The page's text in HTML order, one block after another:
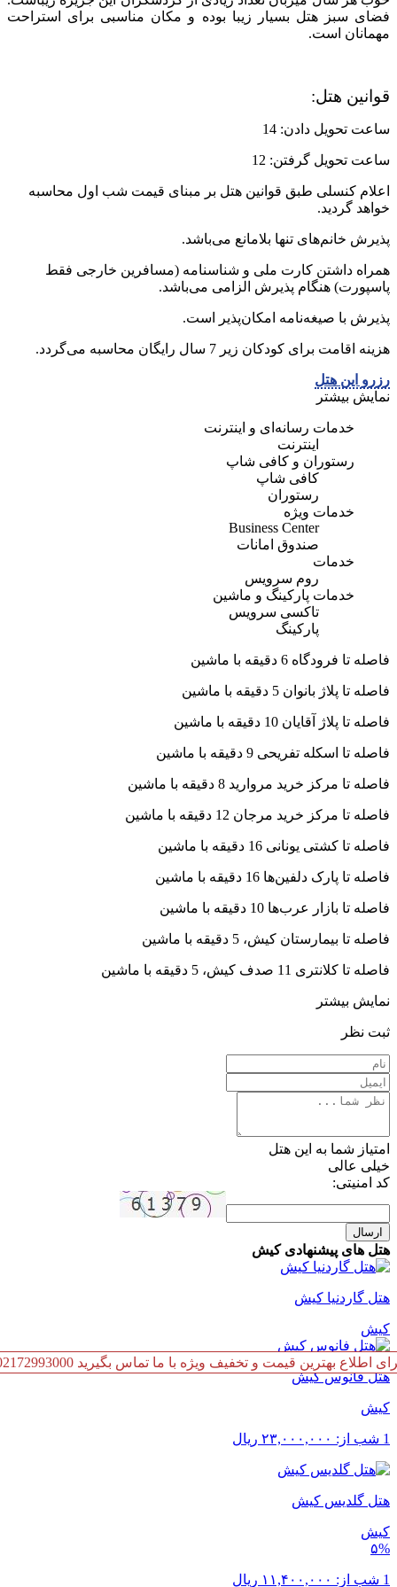
فضای سبز هتل بسیار زیبا بوده و مکان مناسبی برای استراحت
مهمانان است.
قوانین هتل:
ساعت تحویل دادن: 14
ساعت تحویل گرفتن: 12
اعلام کنسلی طبق قوانین هتل بر مبنای قیمت شب اول محاسبه
خواهد گردید.
پذیرش خانم‌های تنها بلامانع می‌باشد.
همراه داشتن کارت ملی و شناسنامه (مسافرین خارجی فقط
پاسپورت) هنگام پذیرش الزامی می‌باشد.
پذیرش با صیغه‌نامه امکان‌پذیر است.
هزینه اقامت برای کودکان زیر 7 سال رایگان محاسبه می‌گردد.
رزرو این هتل
نمایش بیشتر
خدمات رسانه‌ای و اینترنت
اینترنت
رستوران و کافی شاپ
کافی شاپ
رستوران
خدمات ویژه
Business Center
صندوق امانات
خدمات
روم سرویس
خدمات پارکینگ و ماشین
تاکسی سرویس
پارکینگ
فاصله تا فرودگاه 6 دقیقه با ماشین
فاصله تا پلاژ بانوان 5 دقیقه با ماشین
فاصله تا پلاژ آقایان 10 دقیقه با ماشین
فاصله تا اسکله تفریحی 9 دقیقه با ماشین
فاصله تا مرکز خرید مروارید 8 دقیقه با ماشین
فاصله تا مرکز خرید مرجان 12 دقیقه با ماشین
فاصله تا کشتی یونانی 16 دقیقه با ماشین
فاصله تا پارک دلفین‌ها 16 دقیقه با ماشین
فاصله تا بازار عرب‌ها 10 دقیقه با ماشین
فاصله تا بیمارستان کیش، 5 دقیقه با ماشین
فاصله تا کلانتری 11 صدف کیش، 5 دقیقه با ماشین
نمایش بیشتر
ثبت نظر
امتیاز شما به این هتل
خیلی عالی
کد امنیتی:
ارسال
هتل های پیشنهادی کیش
هتل گاردنیا کیش
کیش
اطلاع بهترین قیمت و تخفیف ویژه با ما تماس بگیرید 02172993000
هتل فانوس کیش
کیش
1 شب از: ۲۳,۰۰۰,۰۰۰ ریال
هتل گلدیس کیش
کیش
۵%
1 شب از: ۱۱,۴۰۰,۰۰۰ ریال